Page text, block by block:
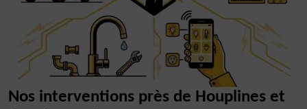
Nos interventions près de Houplines et